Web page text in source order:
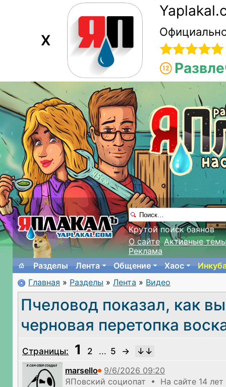
X
Крутой поиск баянов
О сайте Активные
Реклама
Разделы
Лента Общение Хаос
Главная » Разделы » Лента » Видео
Пчеловод показал, как
черновая перетопка
Страницы: 1 2 ... 5
→
marsello
ЯПовский социопат • На сайте 14 лет